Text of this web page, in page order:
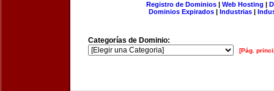
Registro de Dominios| Web Hosting |
Dominios Expirados | Industrias |
Categorías de Dominio:
[Pág.